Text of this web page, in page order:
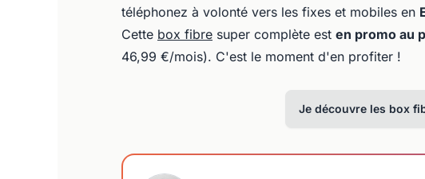
téléphonez à volonté vers les fixes et mobiles en
Cette box fibre super complète est en promo au
46,99 €/mois). C'est le moment d'en profiter !
Je découvre les box